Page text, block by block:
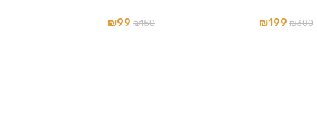
₪300
₪199
₪150
₪99